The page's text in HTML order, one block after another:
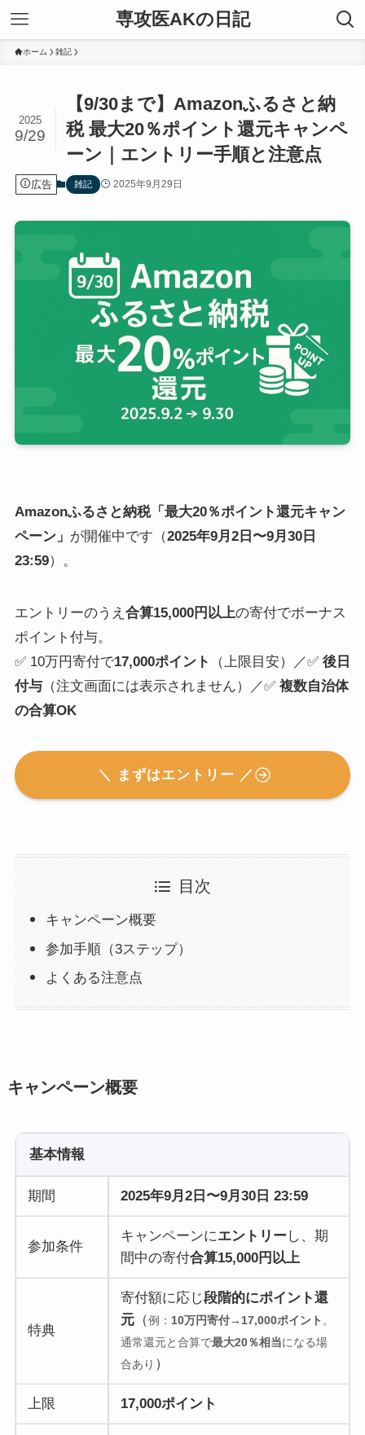
専攻医AKの日記
ホーム 雑記
【9/30まで】Amazonふるさと納
税 最大20％ポイント還元キャンペ
ーン｜エントリー手順と注意点
2025
9/29
広告 雑記 2025年9月29日
Amazonふるさと納税「最大20％ポイント還元キャン
ペーン」 が開催中です（2025年9月2日〜9月30日
23:59）。
エントリーのうえ 合算15,000円以上の寄付でボーナス
ポイント付与。
✅ 10万円寄付で17,000ポイント （上限目安）／✅ 後日
付与（注文画面には表示されません）／✅ 複数自治体
の合算OK
＼ まずはエントリー ／
目次
キャンペーン概要
参加手順（3ステップ）
よくある注意点
キャンペーン概要
基本情報
期間 2025年9月2日〜9月30日 23:59
参加条件
キャンペーンにエントリーし、期
間中の寄付合算15,000円以上
特典
寄付額に応じ段階的にポイント還
元（例： 10万円寄付→17,000ポイント 。
通常還元と合算で最大20％相当になる場
合あり ）
上限 17,000ポイント